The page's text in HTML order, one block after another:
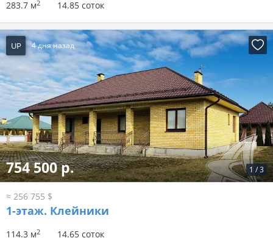
283.7 м2 14.85 соток
UP 4 дня назад
1 /3
754 500 р.
≈ 256 755 $
1-этаж. Клейники
114.3 м2 14.65 соток